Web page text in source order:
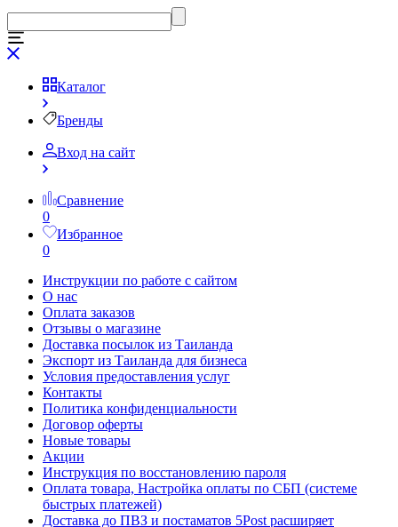
Каталог
Бренды
Вход на сайт
Сравнение
0
Избранное
0
Инструкции по работе с сайтом
О нас
Оплата заказов
Отзывы о магазине
Доставка посылок из Таиланда
Экспорт из Таиланда для бизнеса
Условия предоставления услуг
Контакты
Политика конфиденциальности
Договор оферты
Новые товары
Акции
Инструкция по восстановлению пароля
Оплата товара, Настройка оплаты по СБП (системе
быстрых платежей)
Доставка до ПВЗ и постаматов 5Post расширяет